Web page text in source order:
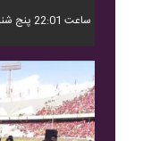
ساعت 22:01 پنج شنبه ۵ مهر ۱۳۹۷